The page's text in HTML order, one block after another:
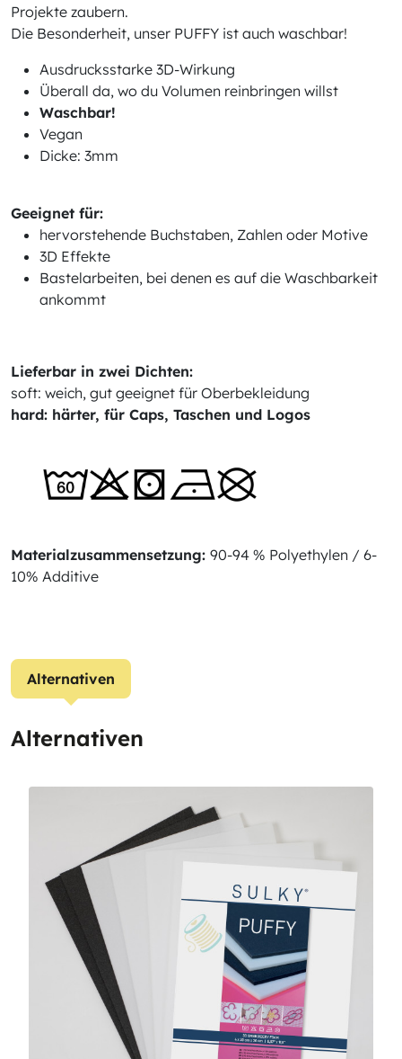
Projekte zaubern.
Die Besonderheit, unser PUFFY ist auch waschbar!
Ausdrucksstarke 3D-Wirkung
Überall da, wo du Volumen reinbringen willst
Waschbar!
Vegan
Dicke: 3mm
Geeignet für:
hervorstehende Buchstaben, Zahlen oder Motive
3D Effekte
Bastelarbeiten, bei denen es auf die Waschbarkeit
ankommt
Lieferbar in zwei Dichten:
soft: weich, gut geeignet für Oberbekleidung
hard: härter, für Caps, Taschen und Logos
Materialzusammensetzung: 90-94 % Polyethylen / 6-
10% Additive
Alternativen
Alternativen